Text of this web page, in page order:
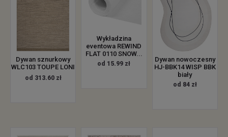
Dywan sznurkowy
WLC103 TOUPE LONI
od 313.60 zł
Wykładzina
eventowa REWIND
FLAT 0110 SNOW...
od 15.99 zł
Dywan nowoczesny
HJ-BBK14 WISP BBK
biały
od 84 zł